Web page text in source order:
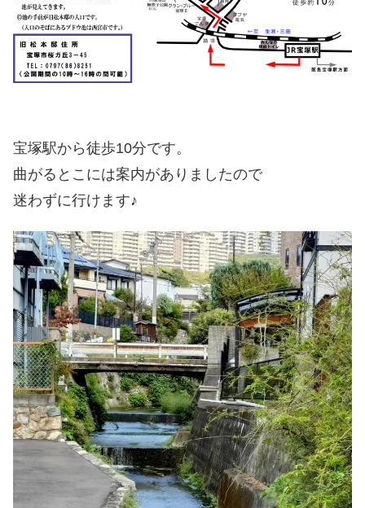
宝塚駅から徒歩10分です。
曲がるとこには案内がありましたので
迷わずに行けます♪